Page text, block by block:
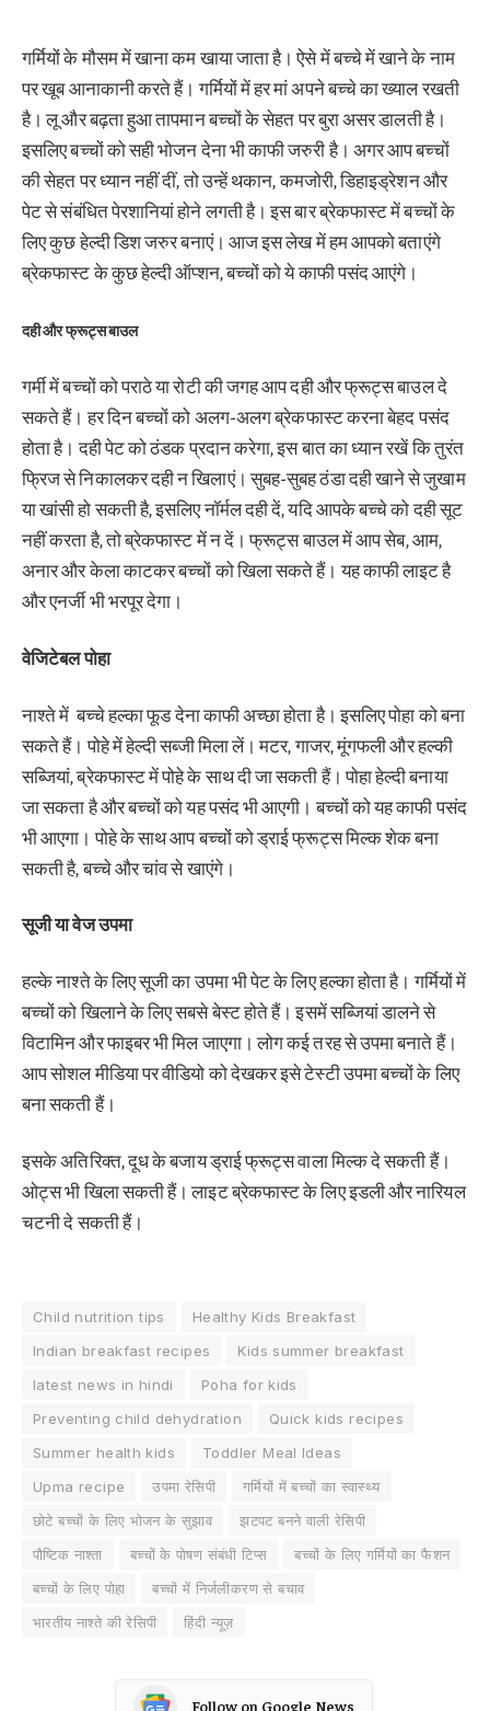
गर्मियों के मौसम में खाना कम खाया जाता है। ऐसे में बच्चे में खाने के नाम
पर खूब आनाकानी करते हैं। गर्मियों में हर मां अपने बच्चे का ख्याल रखती
है। लू और बढ़ता हुआ तापमान बच्चों के सेहत पर बुरा असर डालती है।
इसलिए बच्चों को सही भोजन देना भी काफी जरुरी है। अगर आप बच्चों
की सेहत पर ध्यान नहीं दीं, तो उन्हें थकान, कमजोरी, डिहाइड्रेशन और
पेट से संबंधित पेरशानियां होने लगती है। इस बार ब्रेकफास्ट में बच्चों के
लिए कुछ हेल्दी डिश जरुर बनाएं। आज इस लेख में हम आपको बताएंगे
ब्रेकफास्ट के कुछ हेल्दी ऑप्शन, बच्चों को ये काफी पसंद आएंगे।
दही और फ्रूट्स बाउल
गर्मी में बच्चों को पराठे या रोटी की जगह आप दही और फ्रूट्स बाउल दे
सकते हैं। हर दिन बच्चों को अलग-अलग ब्रेकफास्ट करना बेहद पसंद
होता है। दही पेट को ठंडक प्रदान करेगा, इस बात का ध्यान रखें कि तुरंत
फ्रिज से निकालकर दही न खिलाएं। सुबह-सुबह ठंडा दही खाने से जुखाम
या खांसी हो सकती है, इसलिए नॉर्मल दही दें, यदि आपके बच्चे को दही सूट
नहीं करता है, तो ब्रेकफास्ट में न दें। फ्रूट्स बाउल में आप सेब, आम,
अनार और केला काटकर बच्चों को खिला सकते हैं। यह काफी लाइट है
और एनर्जी भी भरपूर देगा।
वेजिटेबल पोहा
नाश्ते में बच्चे हल्का फूड देना काफी अच्छा होता है। इसलिए पोहा को बना
सकते हैं। पोहे में हेल्दी सब्जी मिला लें। मटर, गाजर, मूंगफली और हल्की
सब्जियां, ब्रेकफास्ट में पोहे के साथ दी जा सकती हैं। पोहा हेल्दी बनाया
जा सकता है और बच्चों को यह पसंद भी आएगी। बच्चों को यह काफी पसंद
भी आएगा। पोहे के साथ आप बच्चों को ड्राई फ्रूट्स मिल्क शेक बना
सकती है, बच्चे और चांव से खाएंगे।
सूजी या वेज उपमा
हल्के नाश्ते के लिए सूजी का उपमा भी पेट के लिए हल्का होता है। गर्मियों में
बच्चों को खिलाने के लिए सबसे बेस्ट होते हैं। इसमें सब्जियां डालने से
विटामिन और फाइबर भी मिल जाएगा। लोग कई तरह से उपमा बनाते हैं।
आप सोशल मीडिया पर वीडियो को देखकर इसे टेस्टी उपमा बच्चों के लिए
बना सकती हैं।
इसके अतिरिक्त, दूध के बजाय ड्राई फ्रूट्स वाला मिल्क दे सकती हैं।
ओट्स भी खिला सकती हैं। लाइट ब्रेकफास्ट के लिए इडली और नारियल
चटनी दे सकती हैं।
Child nutrition tips
Healthy Kids Breakfast
Indian breakfast recipes
Kids summer breakfast
latest news in hindi
Poha for kids
Preventing child dehydration
Quick kids recipes
Summer health kids
Toddler Meal Ideas
Upma recipe
उपमा रेसिपी
गर्मियों में बच्चों का स्वास्थ्य
छोटे बच्चों के लिए भोजन के सुझाव
झटपट बनने वाली रेसिपी
पौष्टिक नाश्ता
बच्चों के पोषण संबंधी टिप्स
बच्चों के लिए गर्मियों का फैशन
बच्चों के लिए पोहा
बच्चों में निर्जलीकरण से बचाव
भारतीय नाश्ते की रेसिपी
हिंदी न्यूज़
Follow on Google News